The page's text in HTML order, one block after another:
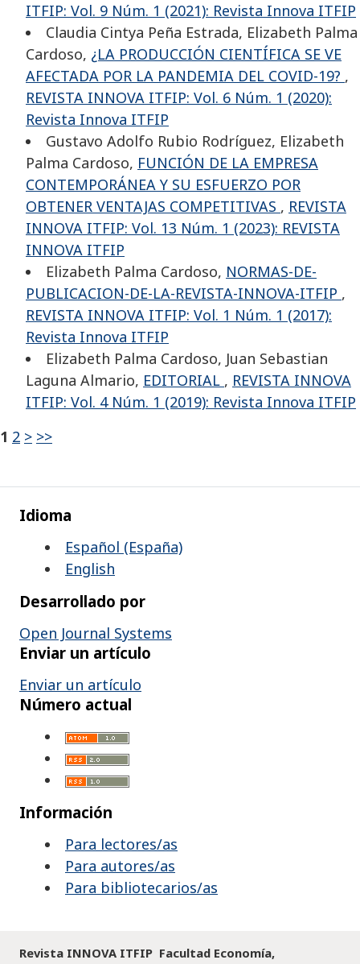
ITFIP: Vol. 9 Núm. 1 (2021): Revista Innova ITFIP
Claudia Cintya Peña Estrada, Elizabeth Palma
Cardoso, ¿LA PRODUCCIÓN CIENTÍFICA SE VE
AFECTADA POR LA PANDEMIA DEL COVID-19? ,
REVISTA INNOVA ITFIP: Vol. 6 Núm. 1 (2020):
Revista Innova ITFIP
Gustavo Adolfo Rubio Rodríguez, Elizabeth
Palma Cardoso, FUNCIÓN DE LA EMPRESA
CONTEMPORÁNEA Y SU ESFUERZO POR
OBTENER VENTAJAS COMPETITIVAS , REVISTA
INNOVA ITFIP: Vol. 13 Núm. 1 (2023): REVISTA
INNOVA ITFIP
Elizabeth Palma Cardoso, NORMAS-DE-
PUBLICACION-DE-LA-REVISTA-INNOVA-ITFIP ,
REVISTA INNOVA ITFIP: Vol. 1 Núm. 1 (2017):
Revista Innova ITFIP
Elizabeth Palma Cardoso, Juan Sebastian
Laguna Almario, EDITORIAL , REVISTA INNOVA
ITFIP: Vol. 4 Núm. 1 (2019): Revista Innova ITFIP
1 2 > >>
Idioma
Español (España)
English
Desarrollado por
Open Journal Systems
Enviar un artículo
Enviar un artículo
Número actual
Información
Para lectores/as
Para autores/as
Para bibliotecarios/as
Revista INNOVA ITFIP Facultad Economía,